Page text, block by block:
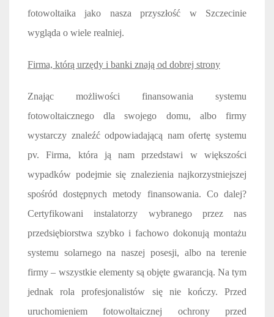
fotowoltaika jako nasza przyszłość w Szczecinie
wygląda o wiele realniej.
Firma, którą urzędy i banki znają od dobrej strony
Znając możliwości finansowania systemu
fotowoltaicznego dla swojego domu, albo firmy
wystarczy znaleźć odpowiadającą nam ofertę systemu
pv. Firma, która ją nam przedstawi w większości
wypadków podejmie się znalezienia najkorzystniejszej
spośród dostępnych metody finansowania. Co dalej?
Certyfikowani instalatorzy wybranego przez nas
przedsiębiorstwa szybko i fachowo dokonują montażu
systemu solarnego na naszej posesji, albo na terenie
firmy – wszystkie elementy są objęte gwarancją. Na tym
jednak rola profesjonalistów się nie kończy. Przed
uruchomieniem fotowoltaicznej ochrony przed